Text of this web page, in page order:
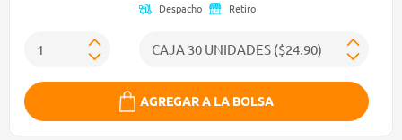
Despacho Retiro
AGREGAR A LA BOLSA